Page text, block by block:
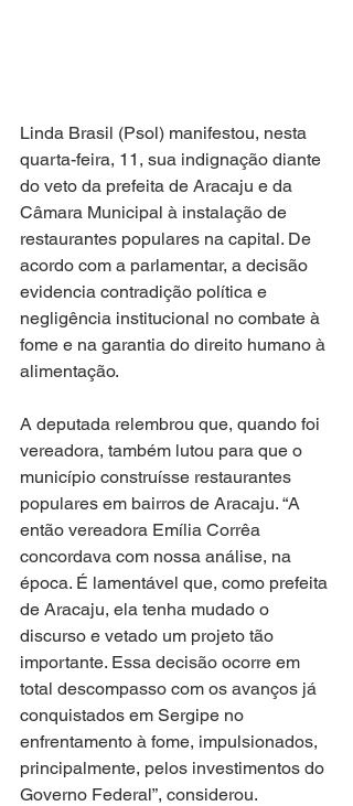
Linda Brasil (Psol) manifestou, nesta
quarta-feira, 11, sua indignação diante
do veto da prefeita de Aracaju e da
Câmara Municipal à instalação de
restaurantes populares na capital. De
acordo com a parlamentar, a decisão
evidencia contradição política e
negligência institucional no combate à
fome e na garantia do direito humano à
alimentação.
A deputada relembrou que, quando foi
vereadora, também lutou para que o
município construísse restaurantes
populares em bairros de Aracaju. “A
então vereadora Emília Corrêa
concordava com nossa análise, na
época. É lamentável que, como prefeita
de Aracaju, ela tenha mudado o
discurso e vetado um projeto tão
importante. Essa decisão ocorre em
total descompasso com os avanços já
conquistados em Sergipe no
enfrentamento à fome, impulsionados,
principalmente, pelos investimentos do
Governo Federal”, considerou.